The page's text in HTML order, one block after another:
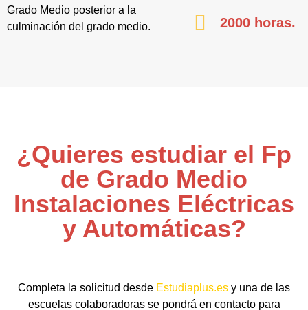
Grado Medio posterior a la
culminación del grado medio.
2000 horas.
¿Quieres estudiar el Fp
de Grado Medio
Instalaciones Eléctricas
y Automáticas?
Completa la solicitud desde Estudiaplus.es y una de las
escuelas colaboradoras se pondrá en contacto para